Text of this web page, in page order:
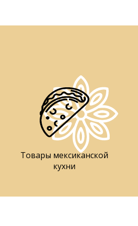
Товары мексиканской
кухни